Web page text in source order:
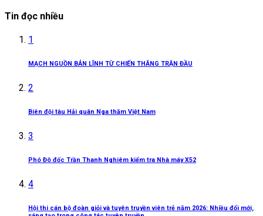
Tin đọc nhiều
1
MẠCH NGUỒN BẢN LĨNH TỪ CHIẾN THẮNG TRẬN ĐẦU
2
Biên đội tàu Hải quân Nga thăm Việt Nam
3
Phó Đô đốc Trần Thanh Nghiêm kiểm tra Nhà máy X52
4
Hội thi cán bộ đoàn giỏi và tuyên truyền viên trẻ năm 2026: Nhiều đổi mới,